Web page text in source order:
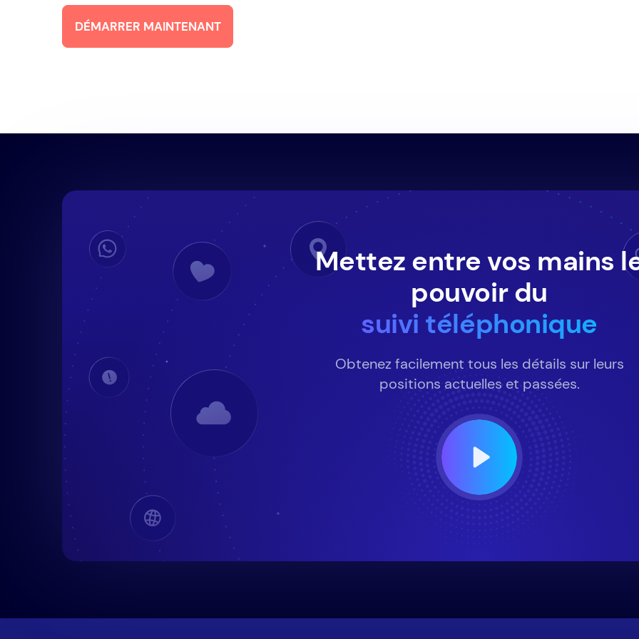
DÉMARRER MAINTENANT
Mettez entre vos mains
pouvoir du
suivi téléphonique
Obtenez facilement tous les détails sur leurs
positions actuelles et passées.